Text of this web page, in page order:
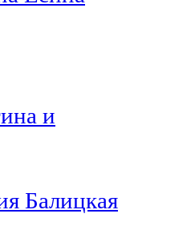
и
Балицкая